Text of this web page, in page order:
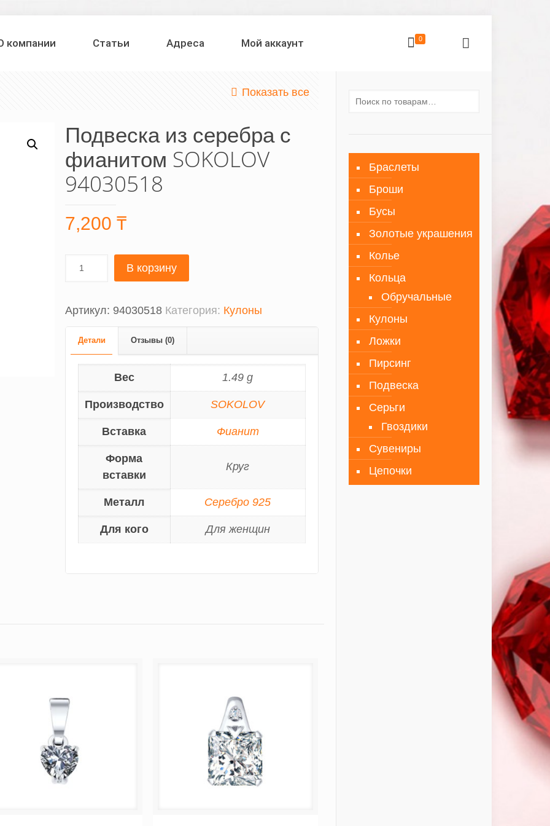
компании Статьи Адреса Мой аккаунт 0
Показать все
Подвеска из серебра с
фианитом SOKOLOV
94030518
7,200 ₸
В корзину
Артикул: 94030518 Категория: Кулоны
Детали Отзывы (0)
Вес 1.49 g
Производство SOKOLOV
Вставка Фианит
Форма
вставки
Круг
Металл Серебро 925
Для кого Для женщин
Браслеты
Броши
Бусы
Золотые украшения
Колье
Кольца
Обручальные
Кулоны
Ложки
Пирсинг
Подвеска
Серьги
Гвоздики
Сувениры
Цепочки